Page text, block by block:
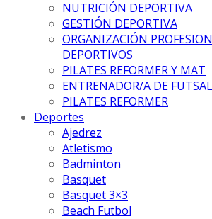
NUTRICIÓN DEPORTIVA
GESTIÓN DEPORTIVA
ORGANIZACIÓN
DEPORTIVOS
PILATES REFORMER Y MAT
ENTRENADOR/A DE
PILATES REFORMER
Deportes
Ajedrez
Atletismo
Badminton
Basquet
Basquet 3×3
Beach Futbol